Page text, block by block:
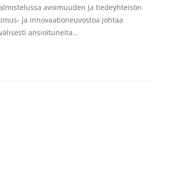
avoimuuden ja tiedeyhteisön
ja innovaationeuvostoa johtaa
ansioituneita…